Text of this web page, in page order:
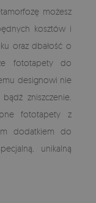
możesz
kosztów i
oraz dbałość o
fototapety do
designowi nie
zniszczenie.
fototapety z
dodatkiem do
unikalną